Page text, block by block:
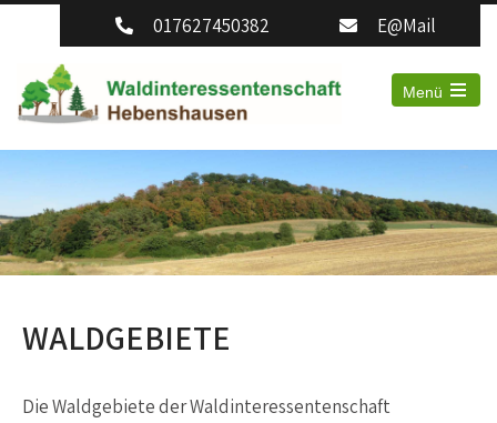
017627450382 E@Mail
Menü
Open
WALDGEBIETE
Die Waldgebiete der Waldinteressentenschaft